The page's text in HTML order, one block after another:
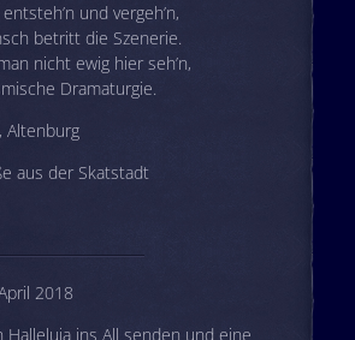
und vergeh’n,
betritt die Szenerie.
nicht ewig hier seh’n,
Dramaturgie.
Altenburg
aus der Skatstadt
2018
ins All senden und eine